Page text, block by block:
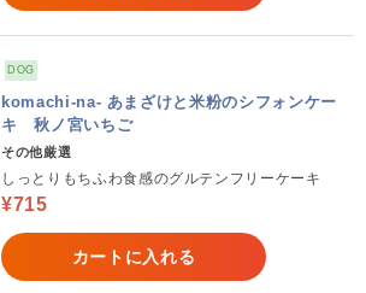
DOG
komachi-na- あまざけと米粉のシフォンケー
キ 秋ノ宮いちご
その他厳選
しっとりもちふわ食感のグルテンフリーケーキ
¥715
カートに入れる